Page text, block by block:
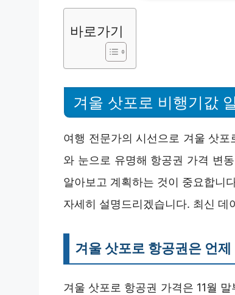
바로가기
겨울 삿포로 비행기값
여행 전문가의 시선으로 겨울 삿
와 눈으로 유명해 항공권 가격 변
알아보고 계획하는 것이 중요합니
자세히 설명드리겠습니다. 최신
겨울 삿포로 항공권은 언
겨울 삿포로 항공권 가격은 11월